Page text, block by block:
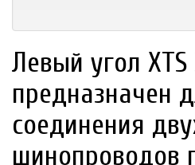
Левый угол XTS
предназначен
соединения
шинопроводов